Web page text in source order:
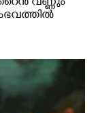
വണ്ണും